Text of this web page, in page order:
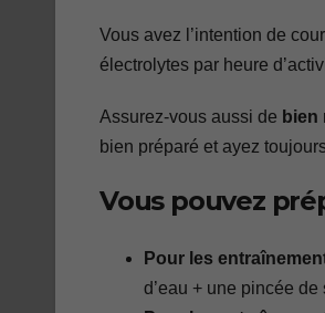
Vous avez l’intention de
électrolytes par heure
Assurez-vous aussi de bien
bien préparé et ayez
Vous pouvez
Pour les
d’eau + une pincée de